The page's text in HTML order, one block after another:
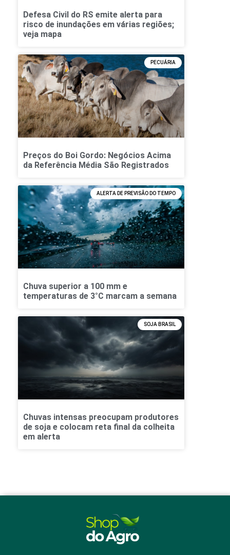
Defesa Civil do RS emite alerta para
risco de inundações em várias regiões;
veja mapa
PECUÁRIA
Preços do Boi Gordo: Negócios Acima
da Referência Média São Registrados
ALERTA DE PREVISÃO DO TEMPO
Chuva superior a 100 mm e
temperaturas de 3°C marcam a semana
SOJA BRASIL
Chuvas intensas preocupam produtores
de soja e colocam reta final da colheita
em alerta